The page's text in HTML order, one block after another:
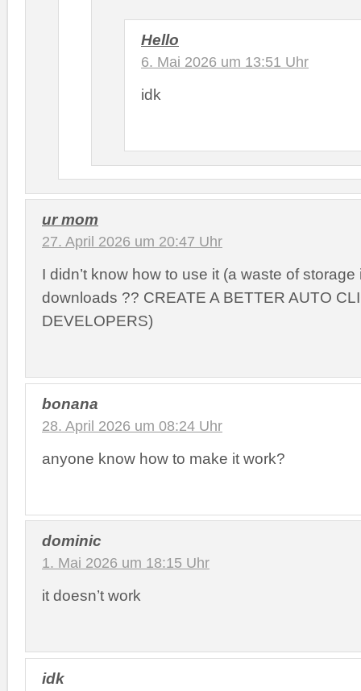
Hello
6. Mai 2026 um 13:51 Uhr
idk
ur mom
27. April 2026 um 20:47 Uhr
I didn’t know how to use it (a waste of
downloads ?? CREATE A BETTER AUTO
DEVELOPERS)
bonana
28. April 2026 um 08:24 Uhr
anyone know how to make it work?
dominic
1. Mai 2026 um 18:15 Uhr
it doesn’t work
idk